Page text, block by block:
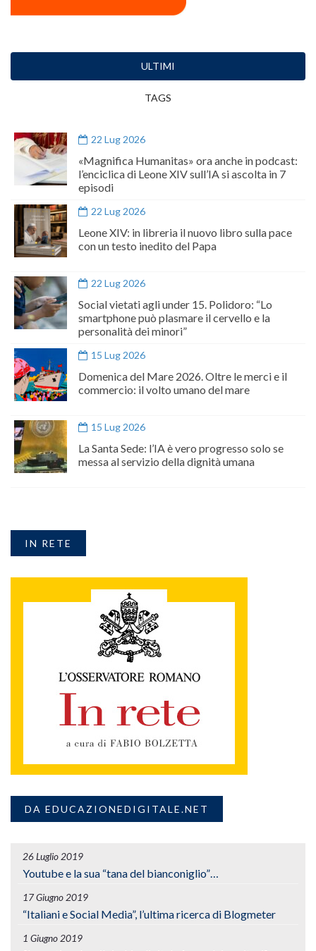
ULTIMI
TAGS
22 Lug 2026
«Magnifica Humanitas» ora anche in podcast:
l’enciclica di Leone XIV sull’IA si ascolta in 7
episodi
22 Lug 2026
Leone XIV: in libreria il nuovo libro sulla pace
con un testo inedito del Papa
22 Lug 2026
Social vietati agli under 15. Polidoro: “Lo
smartphone può plasmare il cervello e la
personalità dei minori”
15 Lug 2026
Domenica del Mare 2026. Oltre le merci e il
commercio: il volto umano del mare
15 Lug 2026
La Santa Sede: l’IA è vero progresso solo se
messa al servizio della dignità umana
IN RETE
DA EDUCAZIONEDIGITALE.NET
26 Luglio 2019
Youtube e la sua “tana del bianconiglio”…
17 Giugno 2019
“Italiani e Social Media”, l’ultima ricerca di Blogmeter
1 Giugno 2019